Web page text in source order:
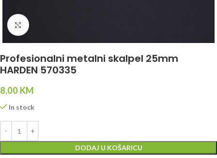
Click to enlarge
Profesionalni metalni skalpel 25mm
HARDEN 570335
8,00 KM
In stock
DODAJ U KOŠARICU